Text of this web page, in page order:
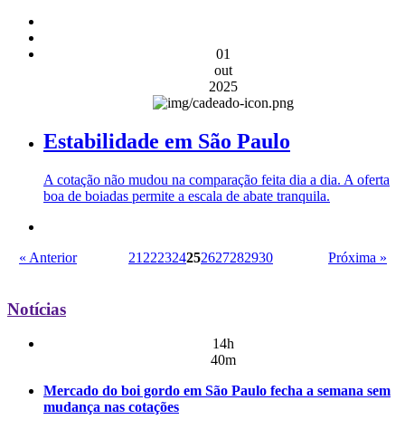
01
out
2025
Estabilidade em São Paulo
A cotação não mudou na comparação feita dia a dia. A oferta
boa de boiadas permite a escala de abate tranquila.
« Anterior 21 222324252627282930 Próxima »
Notícias
14h
40m
Mercado do boi gordo em São Paulo fecha a semana sem
mudança nas cotações